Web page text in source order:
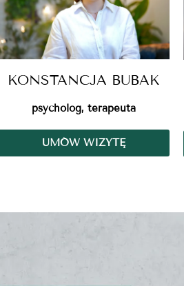
KONSTANCJA BUBAK
psycholog, terapeuta
UMÓW WIZYTĘ